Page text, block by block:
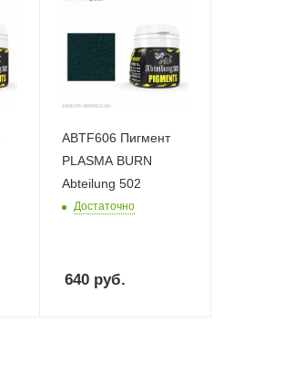
ABTF606 Пигмент
PLASMA BURN
Abteilung 502
Достаточно
640 руб.